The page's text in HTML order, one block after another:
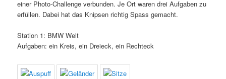
einer Photo-Challenge verbunden. Je Ort waren drei Aufgaben zu
erfüllen. Dabei hat das Knipsen richtig Spass gemacht.
Station 1: BMW Welt
Aufgaben: ein Kreis, ein Dreieck, ein Rechteck